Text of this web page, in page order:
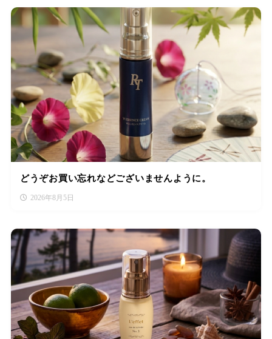
どうぞお買い忘れなどございませんように。
2026年8月5日